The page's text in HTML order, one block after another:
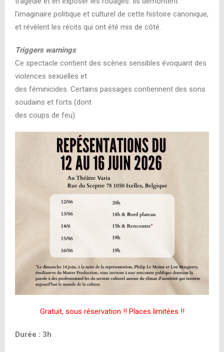
l’imaginaire politique et culturel de cette histoire canonique,
et révèlent les récits qui ont été mis de côté.
Triggers warnings
Ce spectacle contient des scènes sensibles évoquant des
violences sexuelles et
des féminicides. Certains passages contiennent des sons
soudains et forts (dont
des coups de feu).
Gratuit, sous réservation !! Places limitées !!
Durée : 3h